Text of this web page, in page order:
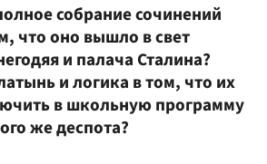
собрание сочинений
что оно вышло в свет
и палача Сталина?
и логика в том, что их
в школьную программу
же деспота?